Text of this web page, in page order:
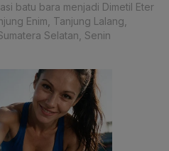
batu bara menjadi Dimetil Eter
Enim, Tanjung Lalang,
Selatan, Senin